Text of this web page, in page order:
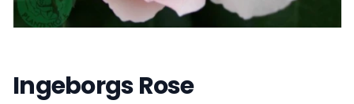
Ingeborgs Rose